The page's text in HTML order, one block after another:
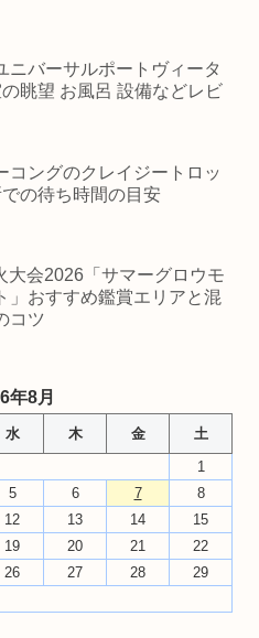
ニバーサルポートヴィータ
眺望 お風呂 設備などレビ
コングのクレイジートロッ
の待ち時間の目安
大会2026「サマーグロウモ
」おすすめ鑑賞エリアと混
コツ
年8月
水 木 金
土
1
5 6 7
8
12 13 14
15
19 20 21
22
26 27 28
29